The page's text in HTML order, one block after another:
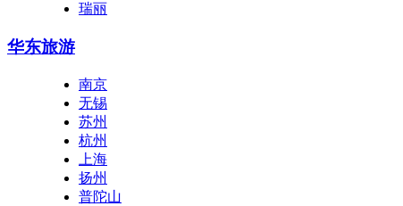
瑞丽
华东旅游
南京
无锡
苏州
杭州
上海
扬州
普陀山